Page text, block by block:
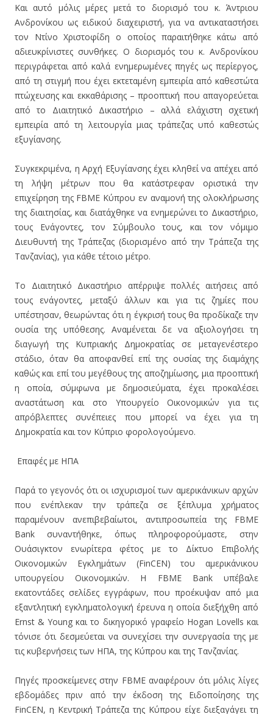
Και αυτό μόλις μέρες μετά το διορισμό του κ. Άντριου
Ανδρονίκου ως ειδικού διαχειριστή, για να αντικαταστήσει
τον Ντίνο Χριστοφίδη ο οποίος παραιτήθηκε κάτω από
αδιευκρίνιστες συνθήκες. Ο διορισμός του κ. Ανδρονίκου
περιγράφεται από καλά ενημερωμένες πηγές ως περίεργος,
από τη στιγμή που έχει εκτεταμένη εμπειρία από καθεστώτα
πτώχευσης και εκκαθάρισης – προοπτική που απαγορεύεται
από το Διαιτητικό Δικαστήριο – αλλά ελάχιστη σχετική
εμπειρία από τη λειτουργία μιας τράπεζας υπό καθεστώς
εξυγίανσης.
Συγκεκριμένα, η Αρχή Εξυγίανσης έχει κληθεί να απέχει από
τη λήψη μέτρων που θα κατάστρεφαν οριστικά την
επιχείρηση της FBME Κύπρου εν αναμονή της ολοκλήρωσης
της διαιτησίας, και διατάχθηκε να ενημερώνει το Δικαστήριο,
τους Ενάγοντες, τον Σύμβουλο τους, και τον νόμιμο
Διευθυντή της Τράπεζας (διορισμένο από την Τράπεζα της
Τανζανίας), για κάθε τέτοιο μέτρο.
Το Διαιτητικό Δικαστήριο απέρριψε πολλές αιτήσεις από
τους ενάγοντες, μεταξύ άλλων και για τις ζημίες που
υπέστησαν, θεωρώντας ότι η έγκρισή τους θα προδίκαζε την
ουσία της υπόθεσης. Αναμένεται δε να αξιολογήσει τη
διαγωγή της Κυπριακής Δημοκρατίας σε μεταγενέστερο
στάδιο, όταν θα αποφανθεί επί της ουσίας της διαμάχης
καθώς και επί του μεγέθους της αποζημίωσης, μια προοπτική
η οποία, σύμφωνα με δημοσιεύματα, έχει προκαλέσει
αναστάτωση και στο Υπουργείο Οικονομικών για τις
απρόβλεπτες συνέπειες που μπορεί να έχει για τη
Δημοκρατία και τον Κύπριο φορολογούμενο.
Επαφές με ΗΠΑ
Παρά το γεγονός ότι οι ισχυρισμοί των αμερικάνικων αρχών
που ενέπλεκαν την τράπεζα σε ξέπλυμα χρήματος
παραμένουν ανεπιβεβαίωτοι, αντιπροσωπεία της FBME
Bank συναντήθηκε, όπως πληροφορούμαστε, στην
Ουάσιγκτον ενωρίτερα φέτος με το Δίκτυο Επιβολής
Οικονομικών Εγκλημάτων (FinCEN) του αμερικάνικου
υπουργείου Οικονομικών. Η FBME Bank υπέβαλε
εκατοντάδες σελίδες εγγράφων, που προέκυψαν από μια
εξαντλητική εγκληματολογική έρευνα η οποία διεξήχθη από
Ernst & Young και το δικηγορικό γραφείο Hogan Lovells και
τόνισε ότι δεσμεύεται να συνεχίσει την συνεργασία της με
τις κυβερνήσεις των ΗΠΑ, της Κύπρου και της Τανζανίας.
Πηγές προσκείμενες στην FBME αναφέρουν ότι μόλις λίγες
εβδομάδες πριν από την έκδοση της Ειδοποίησης της
FinCEN, η Κεντρική Τράπεζα της Κύπρου είχε διεξαγάγει τη